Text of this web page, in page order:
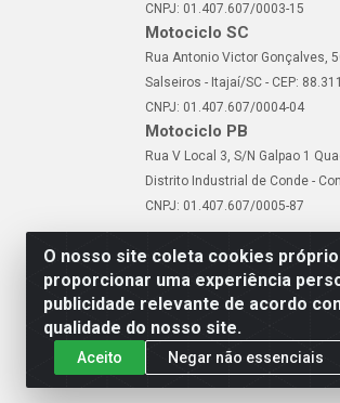
O nosso site coleta cookies
proporcionar uma experiência
publicidade relevante de acordo
qualidade do nosso site.
Aceito Negar não essenciais
CNPJ: 01.407.607/0003-15
Motociclo SC
Rua Antonio Victor Gonçalves,
Salseiros - Itajaí/SC - CEP:
CNPJ: 01.407.607/0004-04
Motociclo PB
Rua V Local 3, S/N Galpao 1
Distrito Industrial de Conde -
CNPJ: 01.407.607/0005-87